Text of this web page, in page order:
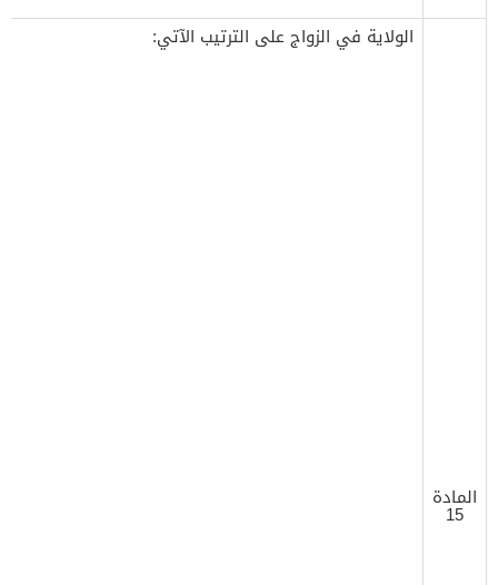
المادة
15
‌الولاية في الزواج على الترتيب الآتي: